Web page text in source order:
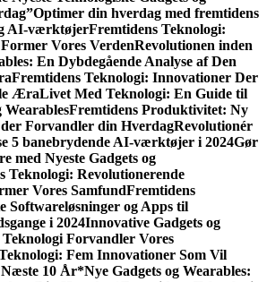
Optimer din hverdag med fremtidens
AI-værktøjerFremtidens Teknologi:
Vores VerdenRevolutionen inden
En Dybdegående Analyse af Den
Fremtidens Teknologi: Innovationer Der
ÆraLivet Med Teknologi: En Guide til
WearablesFremtidens Produktivitet: Ny
Forvandler din HverdagRevolutionér
5 banebrydende AI-værktøjer i 2024Gør
med Nyeste Gadgets og
Teknologi: Revolutionerende
Vores SamfundFremtidens
Softwareløsninger og Apps til
i 2024Innovative Gadgets og
Forvandler Vores
Fem Innovationer Som Vil
10 År*Nye Gadgets og Wearables: